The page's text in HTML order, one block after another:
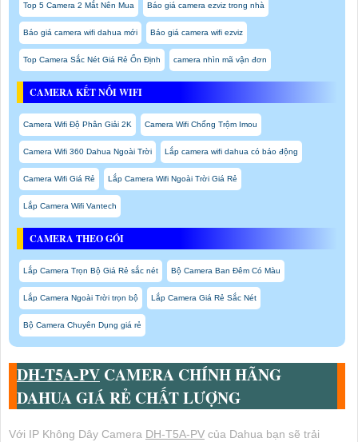
Top 5 Camera 2 Mắt Nên Mua Báo giá camera ezviz trong nhà
Báo giá camera wifi dahua mới Báo giá camera wifi ezviz
Top Camera Sắc Nét Giá Rẻ Ổn Định camera nhìn mã vận đơn
CAMERA KẾT NỐI WIFI
Camera Wifi Độ Phân Giải 2K Camera Wifi Chống Trộm Imou
Camera Wifi 360 Dahua Ngoài Trời Lắp camera wifi dahua có báo động
Camera Wifi Giá Rẻ Lắp Camera Wifi Ngoài Trời Giá Rẻ
Lắp Camera Wifi Vantech
CAMERA THEO GÓI
Lắp Camera Trọn Bộ Giá Rẻ sắc nét Bộ Camera Ban Đêm Có Màu
Lắp Camera Ngoài Trời trọn bộ Lắp Camera Giá Rẻ Sắc Nét
Bộ Camera Chuyên Dụng giá rẻ
DH-T5A-PV CAMERA CHÍNH HÃNG
DAHUA GIÁ RẺ CHẤT LƯỢNG
Với IP Không Dây Camera DH-T5A-PV của Dahua bạn sẽ trải